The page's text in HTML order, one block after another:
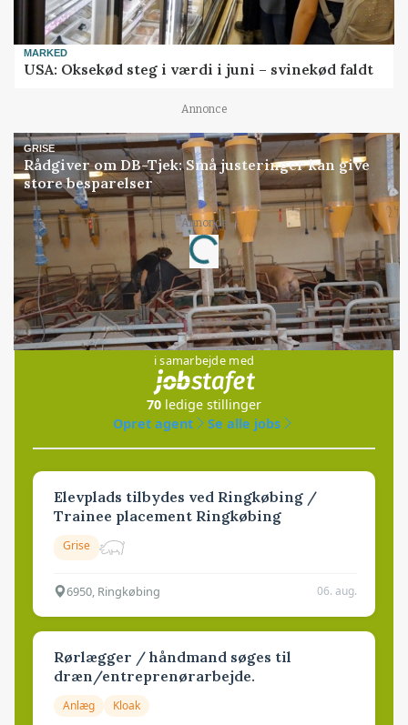
MARKED
USA: Oksekød steg i værdi i juni – svinekød faldt
Annonce
GRISE
Rådgiver om DB-Tjek: Små justeringer kan give
store besparelser
Annonce
Loading...
Jobs
i samarbejde med
70 ledige stillinger
Opret agent
Se alle jobs
Elevplads tilbydes ved Ringkøbing /
Trainee placement Ringkøbing
Grise
6950, Ringkøbing 06. aug.
Rørlægger / håndmand søges til
dræn/entreprenørarbejde.
Anlæg Kloak